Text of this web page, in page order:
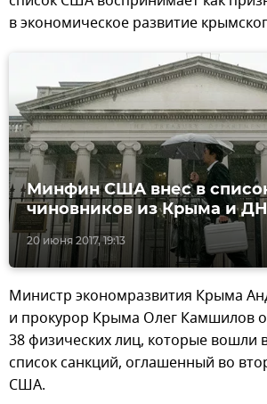
в экономическое развитие
20 июня 2017, 19:13
Минфин США внес в
чиновников из Крыма и
Министр экономразвития Крыма
и прокурор Крыма Олег Камшилов
38 физических лиц, которые вошли
список санкций, оглашенный во
США.